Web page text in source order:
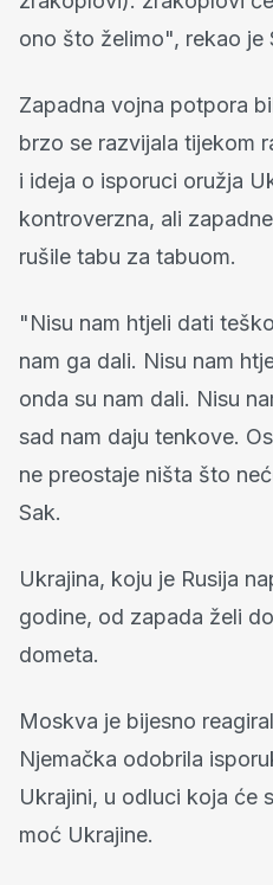
ono što želimo", rekao je
Zapadna vojna potpora
brzo se razvijala tijekom
i ideja o isporuci oružja
kontroverzna, ali
rušile tabu za tabuom.
"Nisu nam htjeli dati
nam ga dali. Nisu nam
onda su nam dali. Nisu
sad nam daju tenkove.
ne preostaje ništa što
Sak.
Ukrajina, koju je Rusija
godine, od zapada želi
dometa.
Moskva je bijesno
Njemačka odobrila
Ukrajini, u odluci koja će
moć Ukrajine.